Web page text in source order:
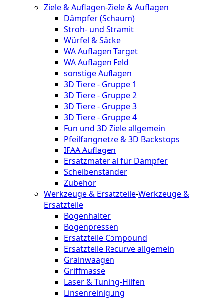
Ziele & Auflagen-Ziele & Auflagen
Dämpfer (Schaum)
Stroh- und Stramit
Würfel & Säcke
WA Auflagen Target
WA Auflagen Feld
sonstige Auflagen
3D Tiere - Gruppe 1
3D Tiere - Gruppe 2
3D Tiere - Gruppe 3
3D Tiere - Gruppe 4
Fun und 3D Ziele allgemein
Pfeilfangnetze & 3D Backstops
IFAA Auflagen
Ersatzmaterial für Dämpfer
Scheibenständer
Zubehör
Werkzeuge & Ersatzteile-Werkzeuge &
Ersatzteile
Bogenhalter
Bogenpressen
Ersatzteile Compound
Ersatzteile Recurve allgemein
Grainwaagen
Griffmasse
Laser & Tuning-Hilfen
Linsenreinigung